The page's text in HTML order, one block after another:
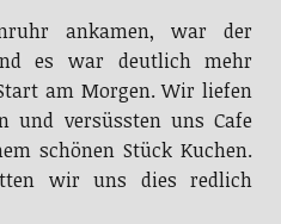
ankamen, war der
es war deutlich mehr
am Morgen. Wir liefen
und versüssten uns Cafe
schönen Stück Kuchen.
wir uns dies redlich